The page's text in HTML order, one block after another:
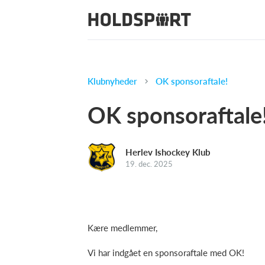
Klubnyheder OK sponsoraftale!
OK
Herlev Ishockey Klub
19. dec. 2025
Kære medlemmer,
Vi har indgået en sponsoraftale med OK!